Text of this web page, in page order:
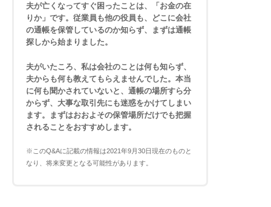
夫が亡くなってすぐ困ったことは、「お金の在
りか」です。従業員も他の役員も、どこに会社
の通帳を保管しているのか知らず、まずは通帳
探しから始まりました。
夫がいたころ、私は会社のことは何も知らず、
夫からも何も教えてもらえませんでした。本当
に何も聞かされていないと、通帳の場所すら分
からず、大事な取引先にも迷惑をかけてしまい
ます。まずはおおよその保管場所だけでも把握
されることをおすすめします。
※このQ&Aに記載の情報は2021年9月30日現在のものと
なり、将来変更となる可能性があります。